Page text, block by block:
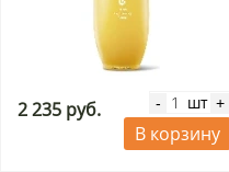
2 235 руб. - шт +
В корзину